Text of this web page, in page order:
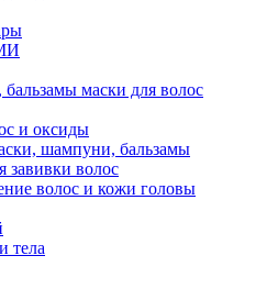
маски для волос
и оксиды
шампуни, бальзамы
завивки волос
волос и кожи головы
тела